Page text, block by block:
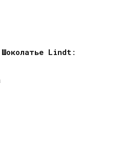
Шоколатье Lindt :